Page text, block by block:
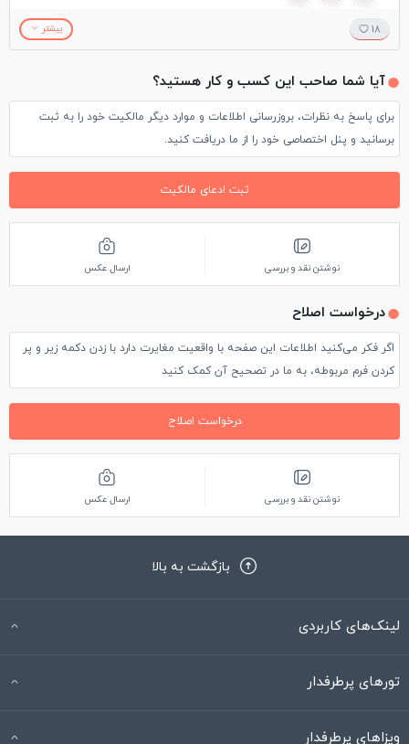
18 بیشتر
آیا شما صاحب این کسب و کار هستید؟
برای پاسخ به نظرات، بروزرسانی اطلاعات و موارد دیگر مالکیت خود را به ثبت
برسانید و پنل اختصاصی خود را از ما دریافت کنید.
ثبت ادعای مالکیت
نوشتن نقد و بررسی ارسال عکس
درخواست اصلاح
اگر فکر می‌کنید اطلاعات این صفحه با واقعیت مغایرت دارد با زدن دکمه زیر و پر
کردن فرم مربوطه، به ما در تصحیح آن کمک کنید
درخواست اصلاح
نوشتن نقد و بررسی ارسال عکس
بازگشت به بالا
لینک‌های کاربردی
تورهای پرطرفدار
ویزاهای پرطرفدار